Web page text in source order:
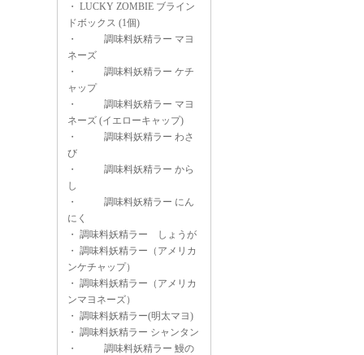
・ LUCKY ZOMBIE ブライン
ドボックス (1個)
・
調味料妖精ラー マヨ
ネーズ
・
調味料妖精ラー ケチ
ャップ
・
調味料妖精ラー マヨ
ネーズ (イエローキャップ)
・
調味料妖精ラー わさ
び
・
調味料妖精ラー から
し
・
調味料妖精ラー にん
にく
・ 調味料妖精ラー しょうが
・ 調味料妖精ラー（アメリカ
ンケチャップ）
・ 調味料妖精ラー（アメリカ
ンマヨネーズ）
・ 調味料妖精ラー(明太マヨ)
・ 調味料妖精ラー シャンタン
・
調味料妖精ラー 鰻の